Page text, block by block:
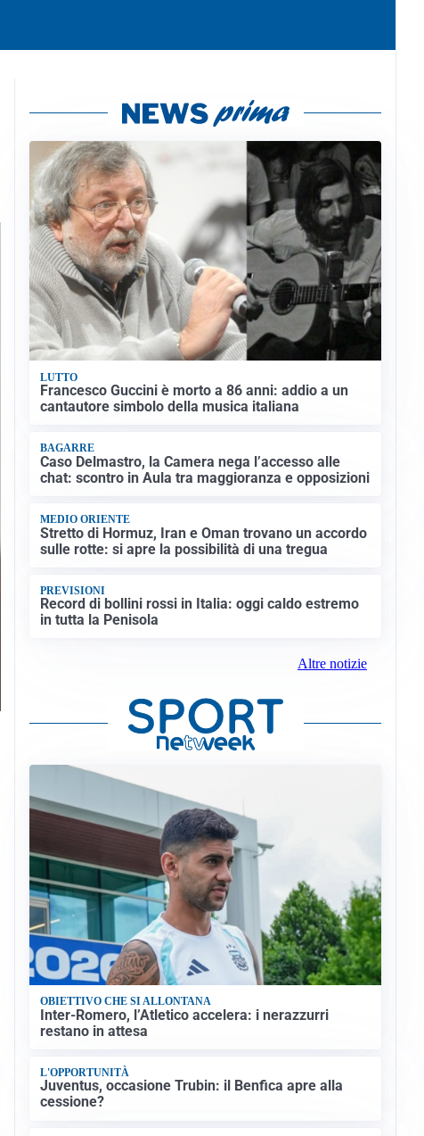
LUTTO
Francesco Guccini è morto a 86 anni: addio a un
cantautore simbolo della musica italiana
BAGARRE
Caso Delmastro, la Camera nega l’accesso alle
chat: scontro in Aula tra maggioranza e opposizioni
MEDIO ORIENTE
Stretto di Hormuz, Iran e Oman trovano un accordo
sulle rotte: si apre la possibilità di una tregua
PREVISIONI
Record di bollini rossi in Italia: oggi caldo estremo
in tutta la Penisola
Altre notizie
OBIETTIVO CHE SI ALLONTANA
Inter-Romero, l’Atletico accelera: i nerazzurri
restano in attesa
L'OPPORTUNITÀ
Juventus, occasione Trubin: il Benfica apre alla
cessione?